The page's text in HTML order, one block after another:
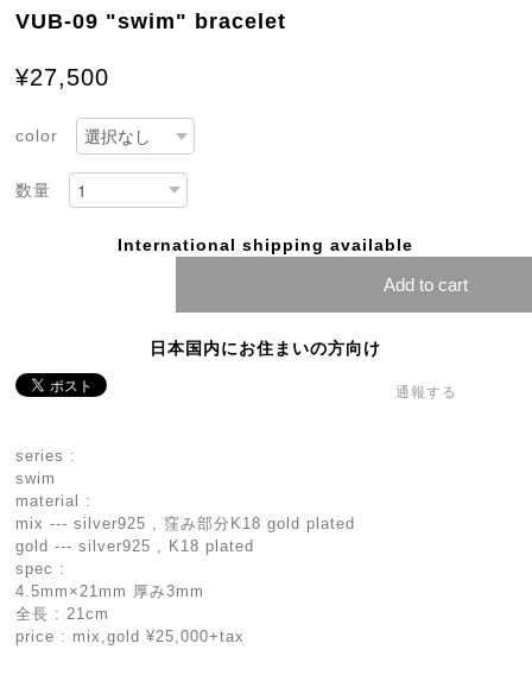
VUB-09 "swim" bracelet
¥27,500
color
数量
International shipping available
Add to cart
日本国内にお住まいの方向け
通報する
series :
swim
material :
mix --- silver925 , 窪み部分K18 gold plated
gold --- silver925 , K18 plated
spec :
4.5mm×21mm 厚み3mm
全長 : 21cm
price : mix,gold ¥25,000+tax